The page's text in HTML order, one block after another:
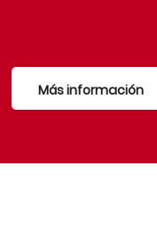
Más información